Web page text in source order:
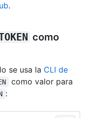
.
como
se usa la CLI de
como valor para
: